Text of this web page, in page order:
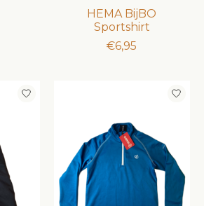
HEMA BijBO
Sportshirt
€6,95